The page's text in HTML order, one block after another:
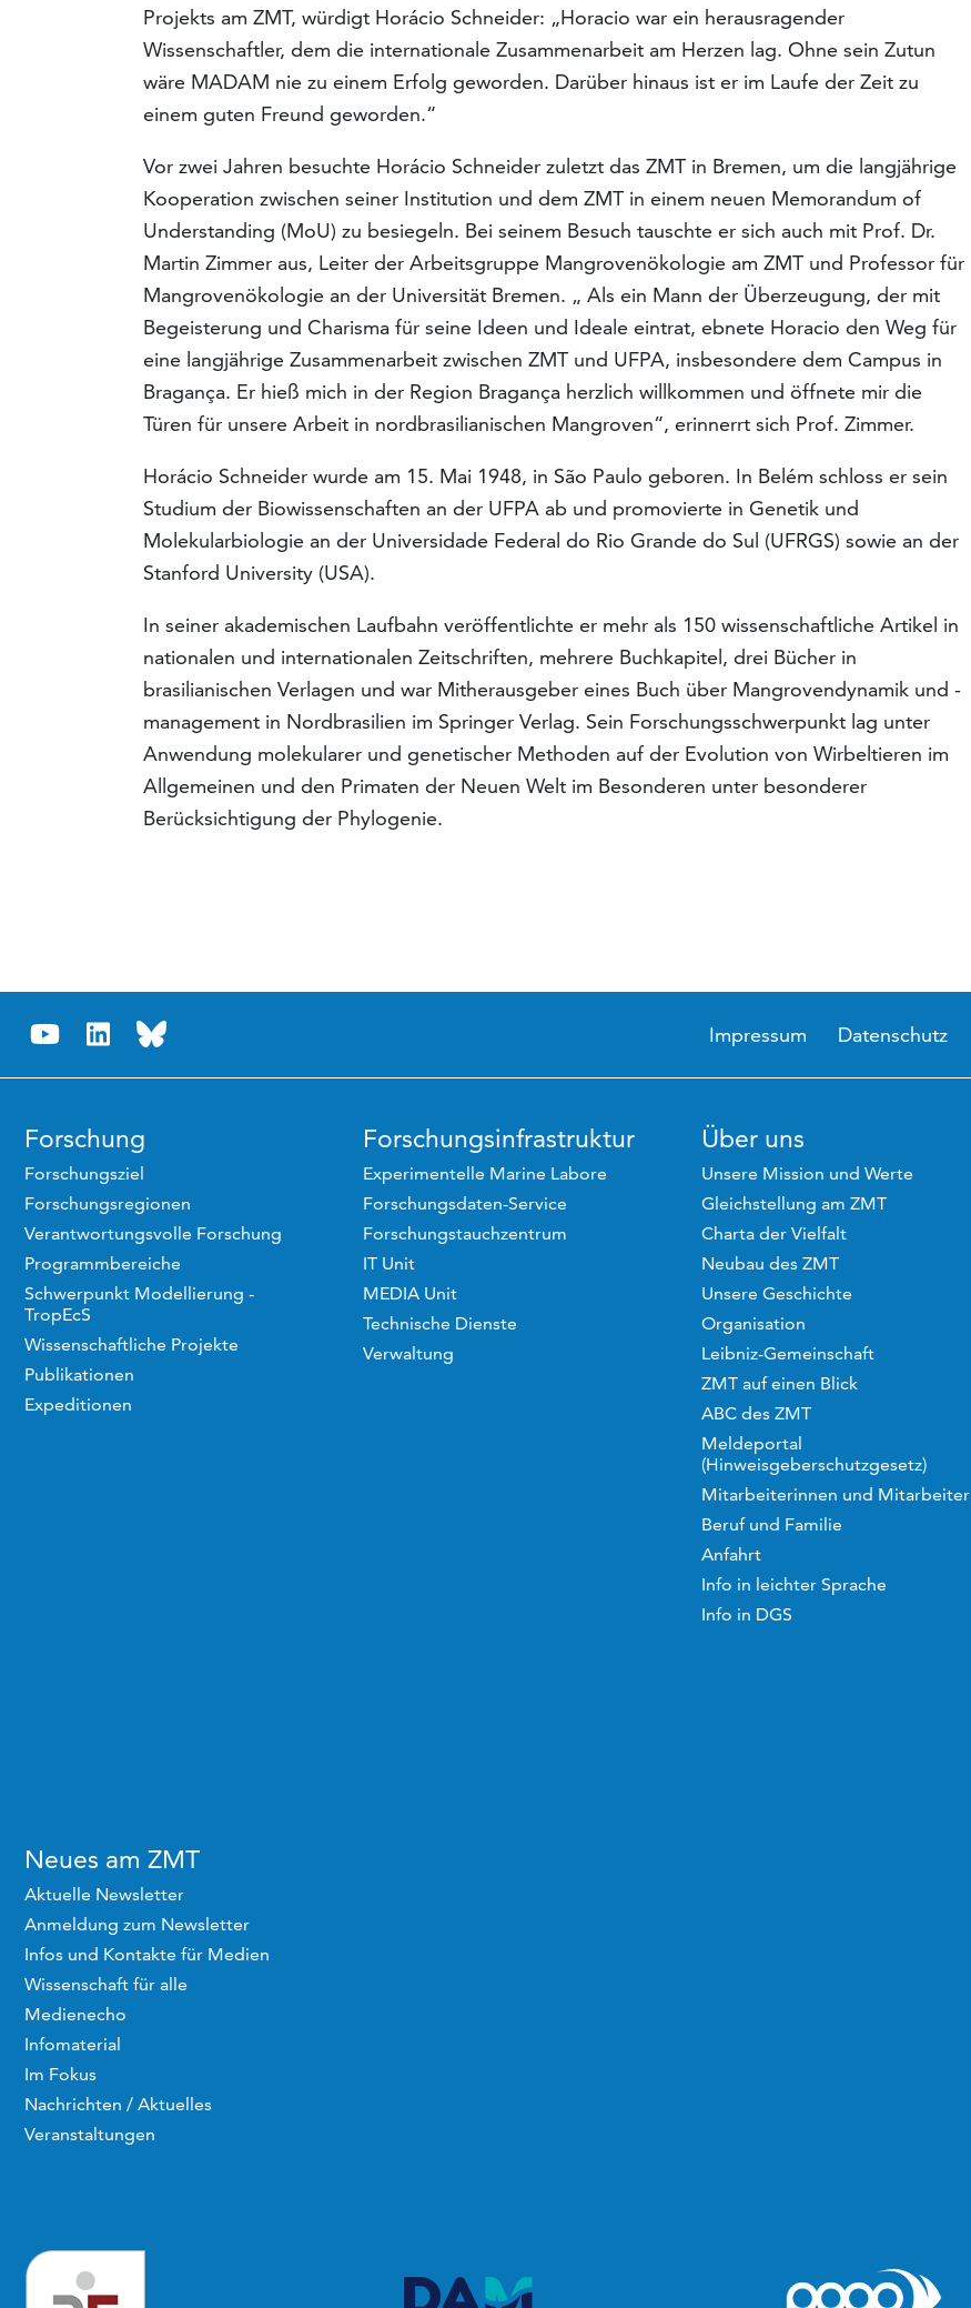
Projekts am ZMT, würdigt Horácio Schneider: „Horacio war ein herausragender
Wissenschaftler, dem die internationale Zusammenarbeit am Herzen lag. Ohne sein Zutun
wäre MADAM nie zu einem Erfolg geworden. Darüber hinaus ist er im Laufe der Zeit zu
einem guten Freund geworden.“
Vor zwei Jahren besuchte Horácio Schneider zuletzt das ZMT in Bremen, um die langjährige
Kooperation zwischen seiner Institution und dem ZMT in einem neuen Memorandum of
Understanding (MoU) zu besiegeln. Bei seinem Besuch tauschte er sich auch mit Prof. Dr.
Martin Zimmer aus, Leiter der Arbeitsgruppe Mangrovenökologie am ZMT und Professor für
Mangrovenökologie an der Universität Bremen. „ Als ein Mann der Überzeugung, der mit
Begeisterung und Charisma für seine Ideen und Ideale eintrat, ebnete Horacio den Weg für
eine langjährige Zusammenarbeit zwischen ZMT und UFPA, insbesondere dem Campus in
Bragança. Er hieß mich in der Region Bragança herzlich willkommen und öffnete mir die
Türen für unsere Arbeit in nordbrasilianischen Mangroven“, erinnerrt sich Prof. Zimmer.
Horácio Schneider wurde am 15. Mai 1948, in São Paulo geboren. In Belém schloss er sein
Studium der Biowissenschaften an der UFPA ab und promovierte in Genetik und
Molekularbiologie an der Universidade Federal do Rio Grande do Sul (UFRGS) sowie an der
Stanford University (USA).
In seiner akademischen Laufbahn veröffentlichte er mehr als 150 wissenschaftliche Artikel in
nationalen und internationalen Zeitschriften, mehrere Buchkapitel, drei Bücher in
brasilianischen Verlagen und war Mitherausgeber eines Buch über Mangrovendynamik und -
management in Nordbrasilien im Springer Verlag. Sein Forschungsschwerpunkt lag unter
Anwendung molekularer und genetischer Methoden auf der Evolution von Wirbeltieren im
Allgemeinen und den Primaten der Neuen Welt im Besonderen unter besonderer
Berücksichtigung der Phylogenie.
Impressum Datenschutz
Forschung
Forschungsziel
Forschungsregionen
Verantwortungsvolle Forschung
Programmbereiche
Schwerpunkt Modellierung -
TropEcS
Wissenschaftliche Projekte
Publikationen
Expeditionen
Forschungsinfrastruktur
Experimentelle Marine Labore
Forschungsdaten-Service
Forschungstauchzentrum
IT Unit
MEDIA Unit
Technische Dienste
Verwaltung
Über uns
Unsere Mission und Werte
Gleichstellung am ZMT
Charta der Vielfalt
Neubau des ZMT
Unsere Geschichte
Organisation
Leibniz-Gemeinschaft
ZMT auf einen Blick
ABC des ZMT
Meldeportal
(Hinweisgeberschutzgesetz)
Mitarbeiterinnen und Mitarbeiter
Beruf und Familie
Anfahrt
Info in leichter Sprache
Info in DGS
Neues am ZMT
Aktuelle Newsletter
Anmeldung zum Newsletter
Infos und Kontakte für Medien
Wissenschaft für alle
Medienecho
Infomaterial
Im Fokus
Nachrichten / Aktuelles
Veranstaltungen